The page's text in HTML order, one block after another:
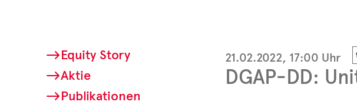
Equity Story
Aktie
Publikationen
21.02.2022, 17:00 Uhr
DGAP-DD: